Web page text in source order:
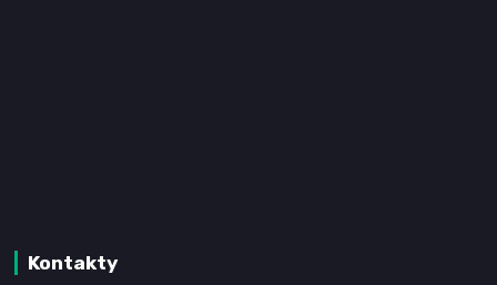
Kontakty